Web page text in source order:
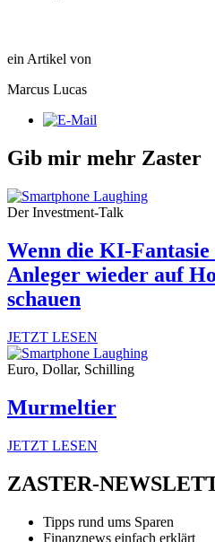
ein Artikel von
Marcus Lucas
Gib mir mehr Zaster
Der Investment-Talk
Wenn die KI-
Anleger wieder auf
schauen
JETZT LESEN
Euro, Dollar, Schilling
Murmeltier
JETZT LESEN
ZASTER-
Tipps rund ums Sparen
Finanznews einfach erklärt